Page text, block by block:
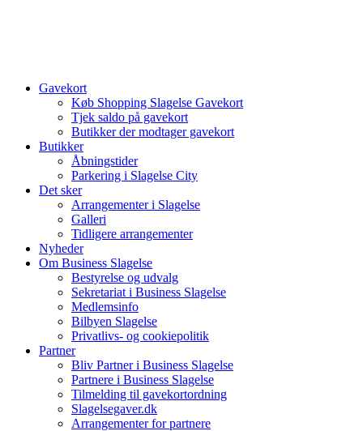
Gavekort
Køb Shopping Slagelse Gavekort
Tjek saldo på gavekort
Butikker der modtager gavekort
Butikker
Åbningstider
Parkering i Slagelse City
Det sker
Arrangementer i Slagelse
Galleri
Tidligere arrangementer
Nyheder
Om Business Slagelse
Bestyrelse og udvalg
Sekretariat i Business Slagelse
Medlemsinfo
Bilbyen Slagelse
Privatlivs- og cookiepolitik
Partner
Bliv Partner i Business Slagelse
Partnere i Business Slagelse
Tilmelding til gavekortordning
Slagelsegaver.dk
Arrangementer for partnere